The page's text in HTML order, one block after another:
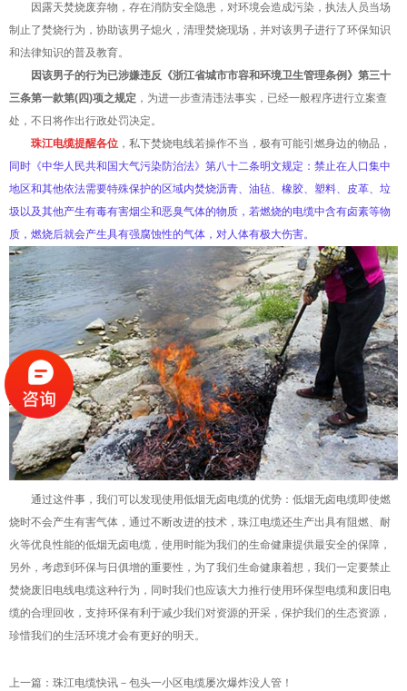
因露天焚烧废弃物，存在消防安全隐患，对环境会造成污染，执法人员当场
制止了焚烧行为，协助该男子熄火，清理焚烧现场，并对该男子进行了环保知识
和法律知识的普及教育。
因该男子的行为已涉嫌违反《浙江省城市市容和环境卫生管理条例》第三十
三条第一款第(四)项之规定 ，为进一步查清违法事实，已经一般程序进行立案查
处，不日将作出行政处罚决定。
珠江电缆提醒各位 ，私下焚烧电线若操作不当，极有可能引燃身边的物品，
同时《中华人民共和国大气污染防治法》第八十二条明文规定：禁止在人口集中
地区和其他依法需要特殊保护的区域内焚烧沥青、油毡、橡胶、塑料、皮革、垃
圾以及其他产生有毒有害烟尘和恶臭气体的物质，若燃烧的电缆中含有卤素等物
质，燃烧后就会产生具有强腐蚀性的气体，对人体有极大伤害。
通过这件事，我们可以发现使用低烟无卤电缆的优势：低烟无卤电缆即使燃
烧时不会产生有害气体，通过不断改进的技术，珠江电缆还生产出具有阻燃、耐
火等优良性能的低烟无卤电缆，使用时能为我们的生命健康提供最安全的保障，
另外，考虑到环保与日俱增的重要性，为了我们生命健康着想，我们一定要禁止
焚烧废旧电线电缆这种行为，同时我们也应该大力推行使用环保型电缆和废旧电
缆的合理回收，支持环保有利于减少我们对资源的开采，保护我们的生态资源，
珍惜我们的生活环境才会有更好的明天。
上一篇： 珠江电缆快讯－包头一小区电缆屡次爆炸没人管！